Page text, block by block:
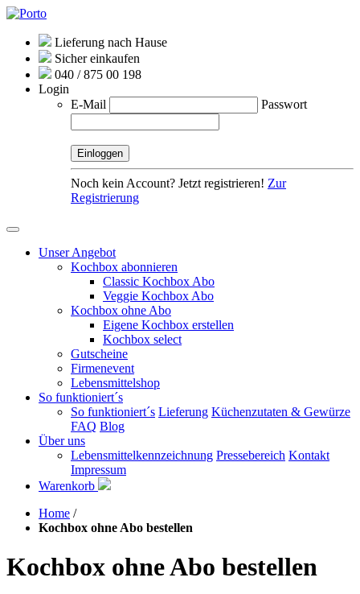
Lieferung nach Hause
Sicher einkaufen
040 / 875 00 198
Login
E-Mail
Passwort
Noch kein Account? Jetzt registrieren! Zur
Registrierung
Unser Angebot
Kochbox abonnieren
Classic Kochbox Abo
Veggie Kochbox Abo
Kochbox ohne Abo
Eigene Kochbox erstellen
Kochbox select
Gutscheine
Firmenevent
Lebensmittelshop
So funktioniert´s
So funktioniert´s Lieferung Küchenzutaten & Gewürze
FAQ Blog
Über uns
Lebensmittelkennzeichnung Pressebereich Kontakt
Impressum
Warenkorb
Home /
Kochbox ohne Abo bestellen
Kochbox ohne Abo bestellen